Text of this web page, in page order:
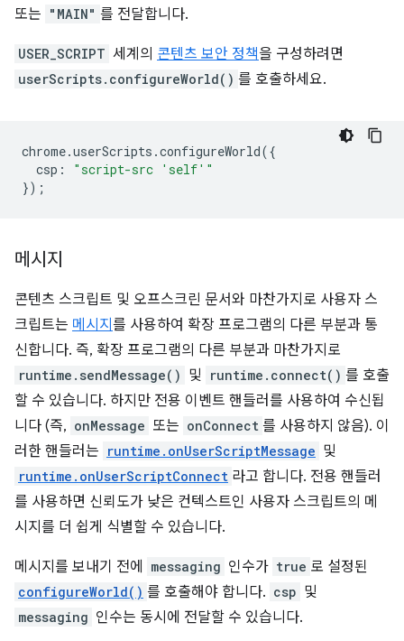
또는 "MAIN" 를 전달합니다.
USER_SCRIPT 세계의 콘텐츠 보안 정책을 구성하려면
userScripts.configureWorld() 를 호출하세요.
chrome.userScripts .configureWorld({
csp :
"script-src 'self'"
});
메시지
콘텐츠 스크립트 및 오프스크린 문서와 마찬가지로 사용자 스
크립트는 메시지 를 사용하여 확장 프로그램의 다른 부분과 통
신합니다. 즉, 확장 프로그램의 다른 부분과 마찬가지로
runtime.sendMessage() 및 runtime.connect() 를 호출
할 수 있습니다. 하지만 전용 이벤트 핸들러를 사용하여 수신됩
니다 (즉, onMessage 또는 onConnect 를 사용하지 않음). 이
러한 핸들러는 runtime.onUserScriptMessage 및
runtime.onUserScriptConnect 라고 합니다. 전용 핸들러
를 사용하면 신뢰도가 낮은 컨텍스트인 사용자 스크립트의 메
시지를 더 쉽게 식별할 수 있습니다.
메시지를 보내기 전에 messaging 인수가 true 로 설정된
configureWorld() 를 호출해야 합니다. csp 및
messaging 인수는 동시에 전달할 수 있습니다.